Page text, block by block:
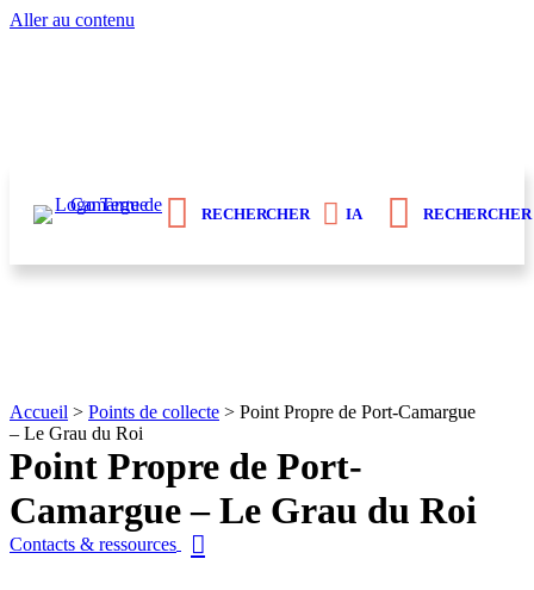
Aller au contenu
RECHERCHER IA RECHERCHER
Accueil > Points de collecte > Point Propre de Port-Camargue
– Le Grau du Roi
Point Propre de Port-
Camargue – Le Grau du Roi
Contacts & ressources